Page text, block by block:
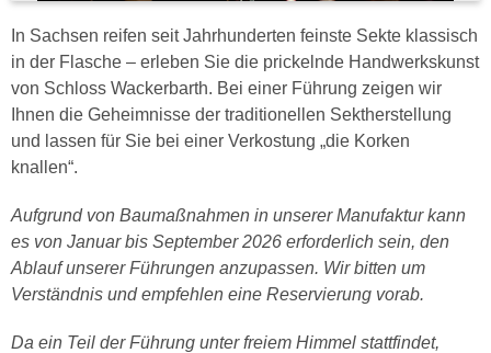
In Sachsen reifen seit Jahrhunderten feinste Sekte klassisch
in der Flasche – erleben Sie die prickelnde Handwerkskunst
von Schloss Wackerbarth. Bei einer Führung zeigen wir
Ihnen die Geheimnisse der traditionellen Sektherstellung
und lassen für Sie bei einer Verkostung „die Korken
knallen“.
Aufgrund von Baumaßnahmen in unserer Manufaktur kann
es von Januar bis September 2026 erforderlich sein, den
Ablauf unserer Führungen anzupassen. Wir bitten um
Verständnis und empfehlen eine Reservierung vorab.
Da ein Teil der Führung unter freiem Himmel stattfindet,